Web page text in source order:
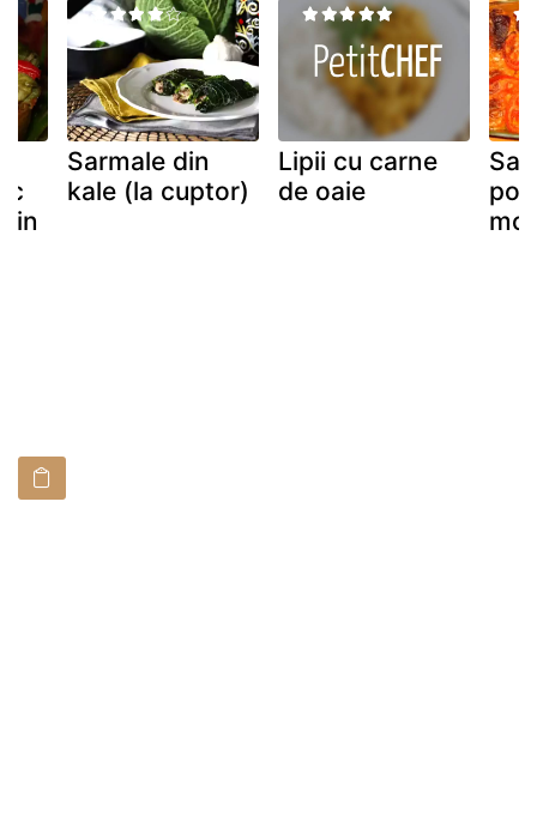
in
Sarmale din
kale (la cuptor)
Lipii cu carne
de oaie